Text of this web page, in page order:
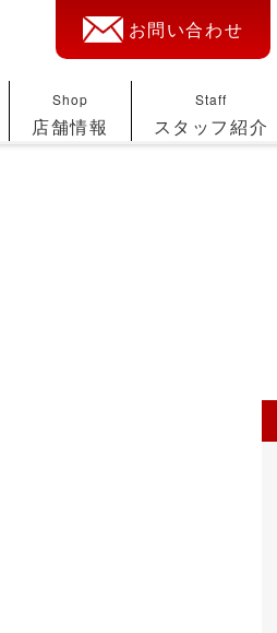
お問い合わせ
Shop
店舗情報
Staff
スタッフ紹介